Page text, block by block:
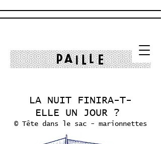
LA NUIT FINIRA-T-
ELLE UN JOUR ?
© Tête dans le sac - marionnettes